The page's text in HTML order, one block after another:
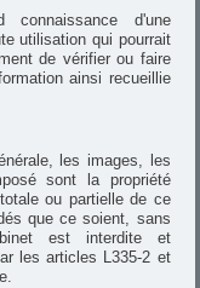
connaissance d'une
utilisation qui pourrait
de vérifier ou faire
ainsi recueillie
les images, les
sont la propriété
ou partielle de ce
que ce soient, sans
est interdite et
les articles L335-2 et